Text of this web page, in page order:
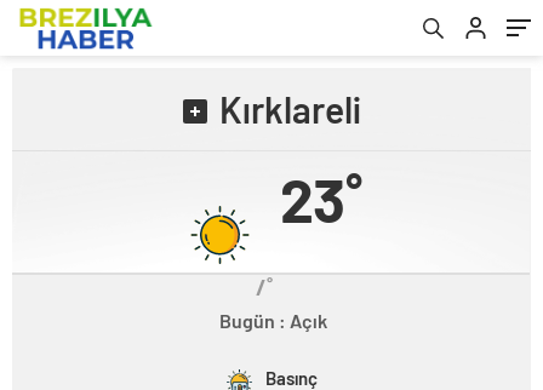
Kırklareli
23˚
/˚
Bugün : Açık
Basınç